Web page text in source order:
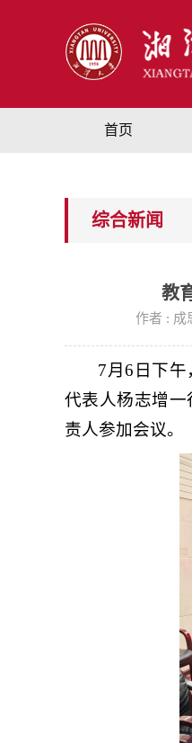
首页
综合新闻
教
作者 : 成
7月6日下
代表人杨志增一
责人参加会议。